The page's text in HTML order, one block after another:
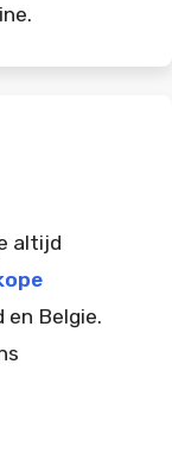
altijd
en Belgie.